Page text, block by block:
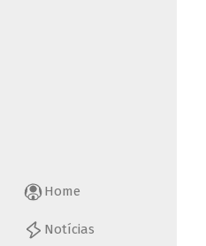
Home
Notícias